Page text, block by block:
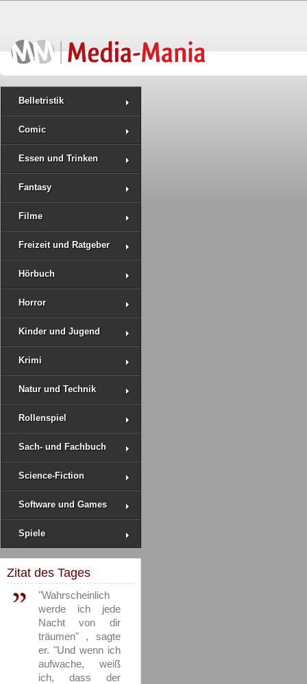
Belletristik
Comic
Essen und Trinken
Fantasy
Filme
Freizeit und Ratgeber
Hörbuch
Horror
Kinder und Jugend
Krimi
Natur und Technik
Rollenspiel
Sach- und Fachbuch
Science-Fiction
Software und Games
Spiele
Zitat des Tages
"Wahrscheinlich
werde ich jede
Nacht von dir
träumen" , sagte
er. "Und wenn ich
aufwache, weiß
ich, dass der